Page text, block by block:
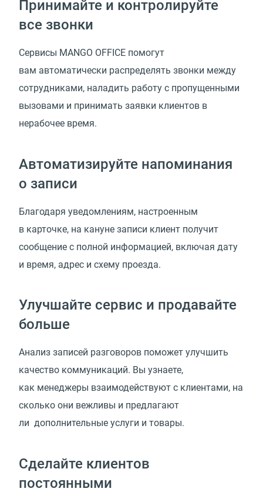
Принимайте и контролируйте
все звонки
Сервисы MANGO OFFICE помогут
вам автоматически распределять звонки между
сотрудниками, наладить работу с пропущенными
вызовами и принимать заявки клиентов в
нерабочее время.
Автоматизируйте напоминания
о записи
Благодаря уведомлениям, настроенным
в карточке, на кануне записи клиент получит
сообщение с полной информацией, включая дату
и время, адрес и схему проезда.
Улучшайте сервис и продавайте
больше
Анализ записей разговоров поможет улучшить
качество коммуникаций. Вы узнаете,
как менеджеры взаимодействуют с клиентами, на
сколько они вежливы и предлагают
ли дополнительные услуги и товары.
Сделайте клиентов
постоянными